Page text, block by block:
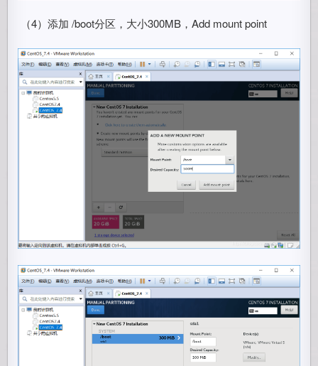
​ （4）添加 /boot分区，大小300MB，Add mount point